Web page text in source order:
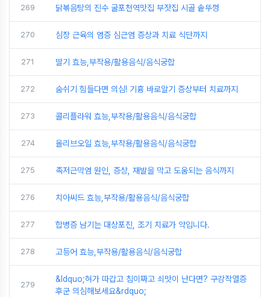
269 닭볶음탕의 진수 굴포천역맛집 부잣집 시골 솥뚜껑
270 심장 근육의 염증 심근염 증상과 치료 식단까지
271 딸기 효능,부작용/활용음식/음식궁합
272 숨쉬기 힘들다면 의심! 기흉 바로알기 증상부터 치료까지
273 콜리플라워 효능,부작용/활용음식/음식궁합
274 올리브오일 효능,부작용/활용음식/음식궁합
275 족저근막염 원인, 증상, 재발을 막고 도움되는 음식까지
276 치아씨드 효능,부작용/활용음식/음식궁합
277 합병증 남기는 대상포진, 조기 치료가 약입니다.
278 고등어 효능,부작용/활용음식/음식궁합
279
&ldquo;혀가 따갑고 침이짜고 쇠맛이 난다면? 구강작열증
후군 의심해보세요&rdquo;